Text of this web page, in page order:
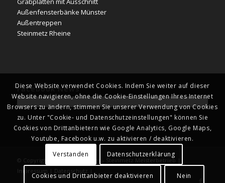
Außenfensterbänke Münster
Außentreppen
Steinmetz Rheine
Facebook News
© Copyright - Naturstein Kläver - Steinmetz Meisterbetrieb |
Impressum | Datenschutz |
Diese Website verwendet Cookies. Indem Sie weiter auf dieser
Website navigieren, ohne die Cookie-Einstellungen Ihres Internet
Browsers zu ändern, stimmen Sie unserer Verwendung von Cookies
zu. Unter "Cookie- und Datenschutzeinstellungen" können Sie
Cookies von Drittanbietern wie Google Analytics, Google Maps,
Youtube, Facebook u.w. zu aktivieren / deaktivieren.
Verstanden
Datenschutzerklärung
Cookies und Drittanbieter deaktivieren Nein